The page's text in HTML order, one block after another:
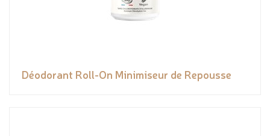
Déodorant Roll-On Minimiseur de Repousse